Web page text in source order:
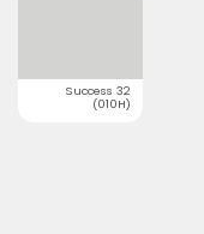
Success 32
(010H)